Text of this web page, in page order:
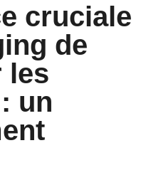
cruciale
de
les
un